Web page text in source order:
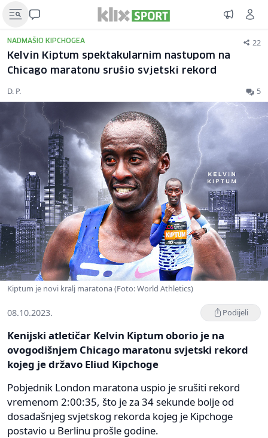
NADMAŠIO KIPCHOGEA 22
Kelvin Kiptum spektakularnim nastupom na
Chicago maratonu srušio svjetski rekord
D. P. 5
Kiptum je novi kralj maratona (Foto: World Athletics)
08.10.2023. Podijeli
Kenijski atletičar Kelvin Kiptum oborio je na
ovogodišnjem Chicago maratonu svjetski rekord
kojeg je državo Eliud Kipchoge
Pobjednik London maratona uspio je srušiti rekord
vremenom 2:00:35, što je za 34 sekunde bolje od
dosadašnjeg svjetskog rekorda kojeg je Kipchoge
postavio u Berlinu prošle godine.